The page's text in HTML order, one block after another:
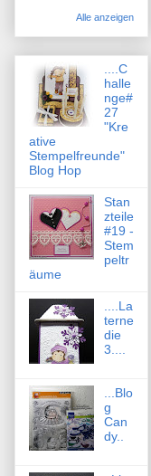
Alle anzeigen
....C
halle
nge#
27
"Kre
ative
Stempelfreunde"
Blog Hop
Stan
zteile
#19 -
Stem
peltr
äume
....La
terne
die
3....
...Blo
g
Can
dy..